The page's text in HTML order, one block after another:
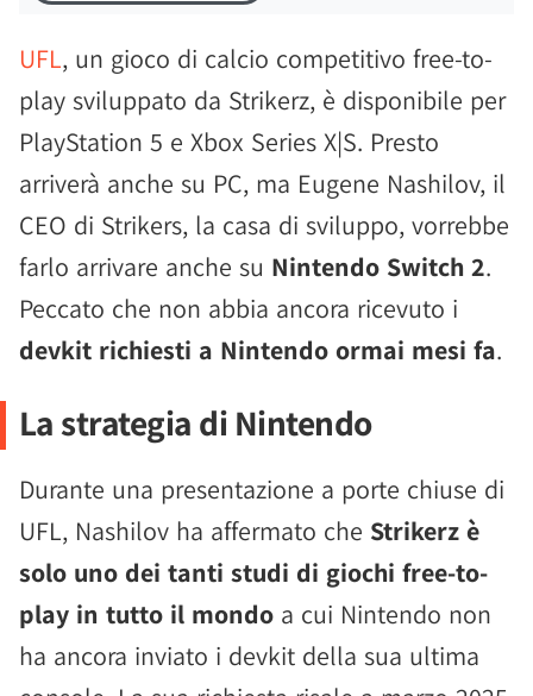
UFL, un gioco di calcio competitivo free-to-
play sviluppato da Strikerz, è disponibile per
PlayStation 5 e Xbox Series X|S. Presto
arriverà anche su PC, ma Eugene Nashilov, il
CEO di Strikers, la casa di sviluppo, vorrebbe
farlo arrivare anche su Nintendo Switch 2.
Peccato che non abbia ancora ricevuto i
devkit richiesti a Nintendo ormai mesi fa.
La strategia di Nintendo
Durante una presentazione a porte chiuse di
UFL, Nashilov ha affermato che Strikerz è
solo uno dei tanti studi di giochi free-to-
play in tutto il mondo a cui Nintendo non
ha ancora inviato i devkit della sua ultima